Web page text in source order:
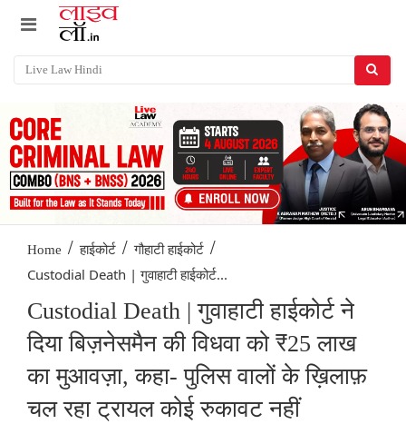
Home / हाईकोर्ट / गौहाटी हाईकोर्ट /
Custodial Death | गुवाहाटी हाईकोर्ट...
Custodial Death | गुवाहाटी हाईकोर्ट ने
दिया बिज़नेसमैन की विधवा को ₹25 लाख
का मुआवज़ा, कहा- पुलिस वालों के ख़िलाफ़
चल रहा ट्रायल कोई रुकावट नहीं